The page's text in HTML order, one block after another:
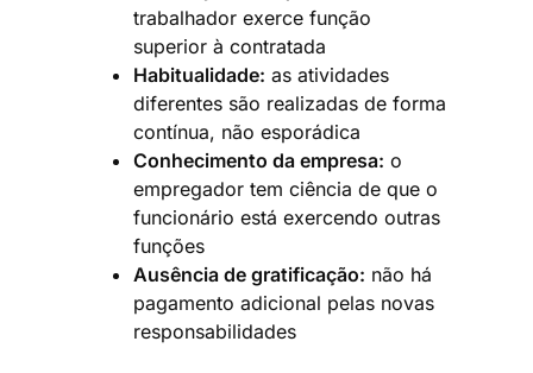
trabalhador exerce função
superior à contratada
Habitualidade: as atividades
diferentes são realizadas de forma
contínua, não esporádica
Conhecimento da empresa: o
empregador tem ciência de que o
funcionário está exercendo outras
funções
Ausência de gratificação: não há
pagamento adicional pelas novas
responsabilidades